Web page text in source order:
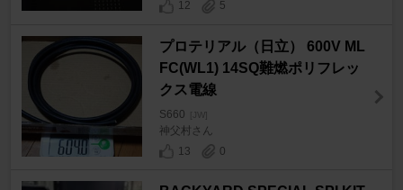
12
5
プロテリアル（日立） 600V ML
FC(WL1) 14SQ難燃ポリフレッ
クス電線
S660 [JW]
神父村さん
13
0